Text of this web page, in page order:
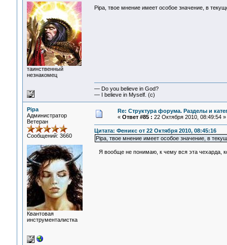
таинственный
незнакомец
Pipa, твое мнение имеет особое значение, в
— Do you believe in God?
— I believe in Myself. (c)
Pipa
Администратор
Ветеран
Сообщений: 3660
Квантовая
инструменталистка
Re: Структура форума. Разделы и
« Ответ #85 : 22 Октября 2010, 08:49:54 »
Цитата: Феникс от 22 Октября 2010, 08:45:16
Pipa, твое мнение имеет особое значение, в
Я вообще не понимаю, к чему вся эта чехарда,